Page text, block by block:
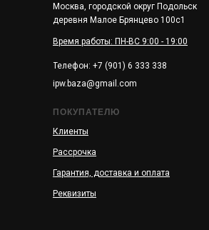
Москва, городской округ Подольск
деревня Малое Брянцево 100с1
ipw.baza@gmail.com
Гарантия, доставка и оплата
Рассрочка
Клиенты
Реквизиты
ПОКУПАТЕЛЮ
Телефон: +7 (901) 6 333 338
Время работы: ПН-ВС 9:00 - 19:00